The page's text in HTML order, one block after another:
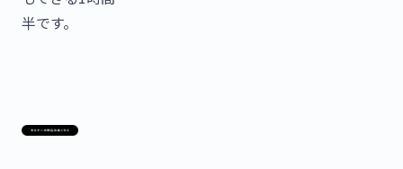
半です。